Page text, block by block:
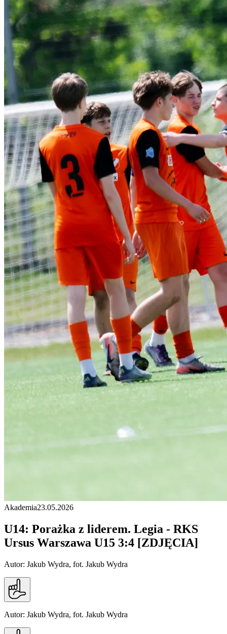
Akademia23.05.2026
U14: Porażka z liderem. Legia - RKS
Ursus Warszawa U15 3:4 [ZDJĘCIA]
Autor: Jakub Wydra, fot. Jakub Wydra
Autor: Jakub Wydra, fot. Jakub Wydra